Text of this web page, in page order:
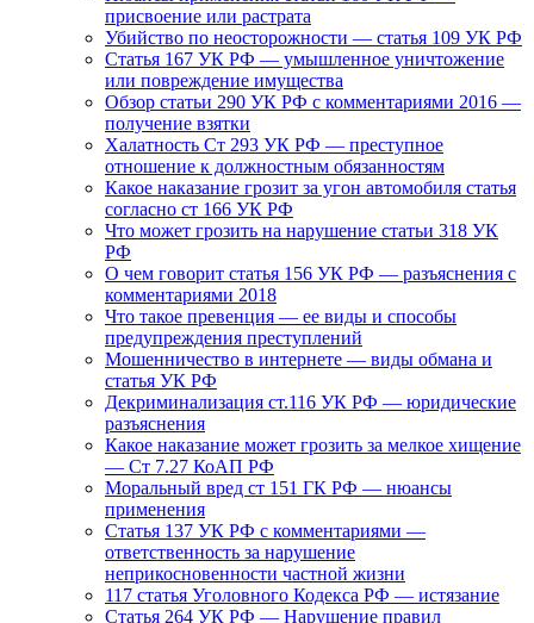
присвоение или растрата
Убийство по неосторожности — статья 109 УК РФ
Статья 167 УК РФ — умышленное уничтожение
или повреждение имущества
Обзор статьи 290 УК РФ с комментариями 2016 —
получение взятки
Халатность Ст 293 УК РФ — преступное
отношение к должностным обязанностям
Какое наказание грозит за угон автомобиля статья
согласно ст 166 УК РФ
Что может грозить на нарушение статьи 318 УК
РФ
О чем говорит статья 156 УК РФ — разъяснения с
комментариями 2018
Что такое превенция — ее виды и способы
предупреждения преступлений
Мошенничество в интернете — виды обмана и
статья УК РФ
Декриминализация ст.116 УК РФ — юридические
разъяснения
Какое наказание может грозить за мелкое хищение
— Ст 7.27 КоАП РФ
Моральный вред ст 151 ГК РФ — нюансы
применения
Статья 137 УК РФ с комментариями —
ответственность за нарушение
неприкосновенности частной жизни
117 статья Уголовного Кодекса РФ — истязание
Статья 264 УК РФ — Нарушение правил